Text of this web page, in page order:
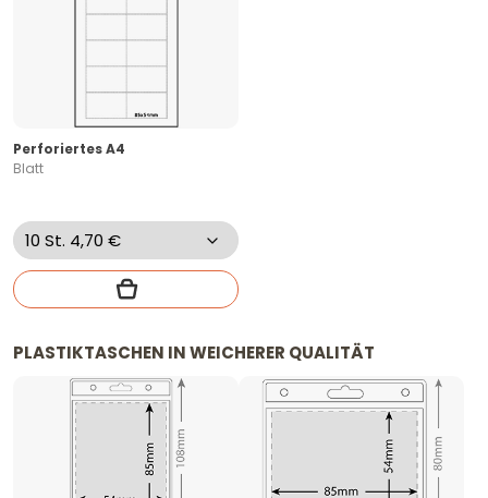
Perforiertes A4
Blatt
PLASTIKTASCHEN IN WEICHERER QUALITÄT